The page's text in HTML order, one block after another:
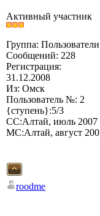
Активный участник
Группа: Пользователи
Сообщений: 228
Регистрация:
31.12.2008
Из: Омск
Пользователь №: 2
{ступень}:5/3
СС:Алтай, июль 2007
МС:Алтай, август
roodme